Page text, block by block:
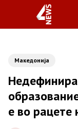
Македонија
е во рацете